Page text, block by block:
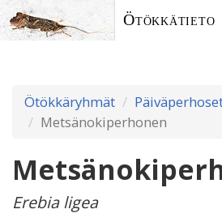
Ötökkätieto
Ötökkäryhmät
Metsänokiperhonen
Erebia ligea